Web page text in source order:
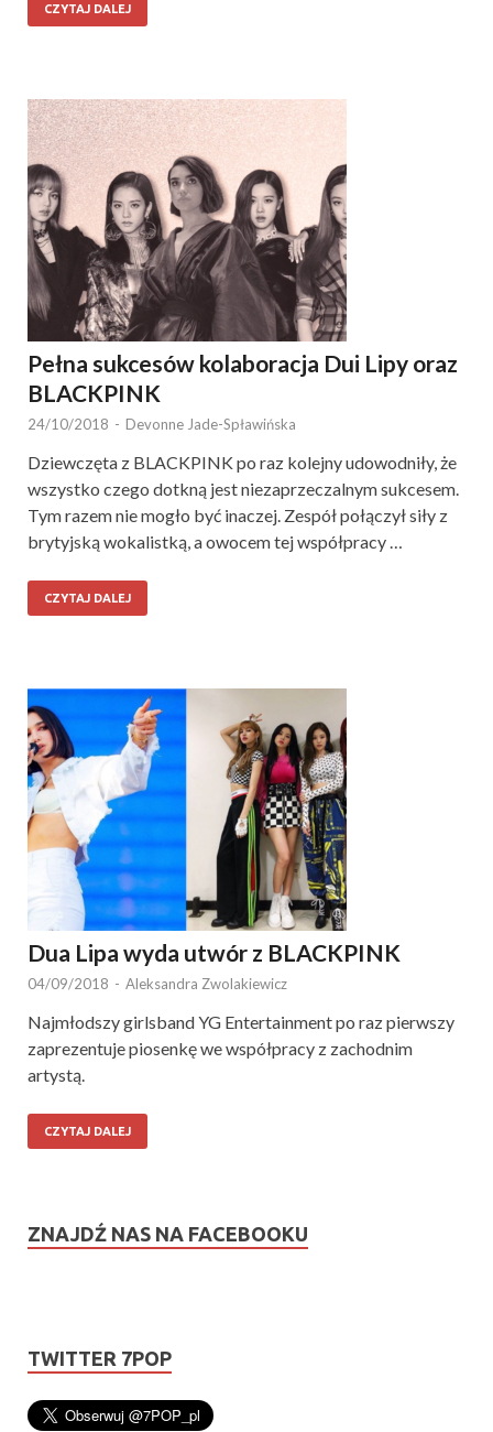
CZYTAJ DALEJ
Pełna sukcesów kolaboracja Dui Lipy oraz
BLACKPINK
24/10/2018 - Devonne Jade-Spławińska
Dziewczęta z BLACKPINK po raz kolejny udowodniły, że
wszystko czego dotkną jest niezaprzeczalnym sukcesem.
Tym razem nie mogło być inaczej. Zespół połączył siły z
brytyjską wokalistką, a owocem tej współpracy …
CZYTAJ DALEJ
Dua Lipa wyda utwór z BLACKPINK
04/09/2018 - Aleksandra Zwolakiewicz
Najmłodszy girlsband YG Entertainment po raz pierwszy
zaprezentuje piosenkę we współpracy z zachodnim
artystą.
CZYTAJ DALEJ
ZNAJDŹ NAS NA FACEBOOKU
TWITTER 7POP